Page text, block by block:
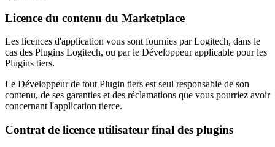
Licence du contenu du Marketplace
Les licences d'application vous sont fournies par Logitech, dans le
cas des Plugins Logitech, ou par le Développeur applicable pour les
Plugins tiers.
Le Développeur de tout Plugin tiers est seul responsable de son
contenu, de ses garanties et des réclamations que vous pourriez avoir
concernant l'application tierce.
Contrat de licence utilisateur final des plugins